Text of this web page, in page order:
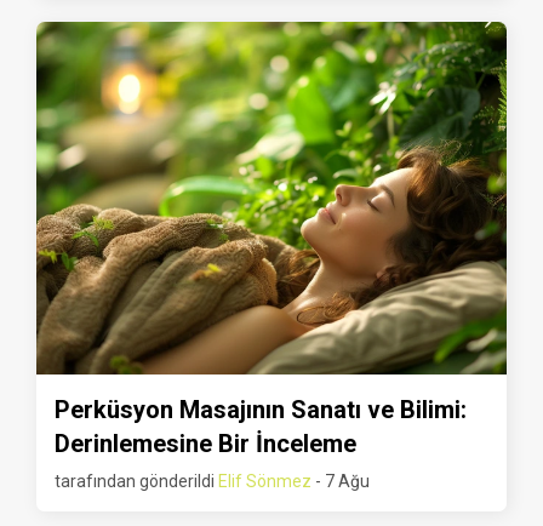
Perküsyon Masajının Sanatı ve Bilimi:
Derinlemesine Bir İnceleme
tarafından gönderildi Elif Sönmez - 7 Ağu